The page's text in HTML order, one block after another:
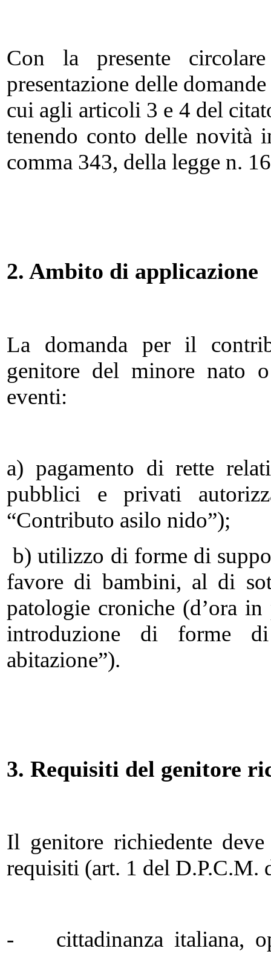
Con la presente
presentazione delle
cui agli articoli 3 e 4 del
tenendo conto delle novità
comma 343, della legge n.
2. Ambito di applicazione
La domanda per il
genitore del minore nato
eventi:
a) pagamento di rette
pubblici e privati
“Contributo asilo nido”);
b) utilizzo di forme di
favore di bambini, al di
patologie croniche (d’ora
introduzione di forme
abitazione”).
3. Requisiti del genitore
Il genitore richiedente deve
requisiti (art. 1 del D.P.C.M.
- cittadinanza italiana,